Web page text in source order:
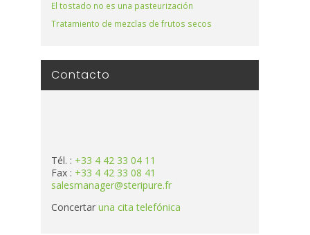
El tostado no es una pasteurización
Tratamiento de mezclas de frutos secos
Contacto
Tél. : +33 4 42 33 04 11
Fax : +33 4 42 33 08 41
salesmanager@steripure.fr
Concertar una cita telefónica